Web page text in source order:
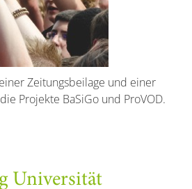
Zeitungsbeilage und einer
Projekte BaSiGo und ProVOD.
Universität